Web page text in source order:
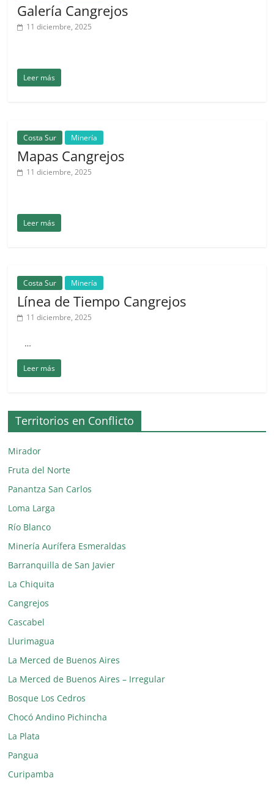
Galería Cangrejos
11 diciembre, 2025
Leer más
Costa Sur Minería
Mapas Cangrejos
11 diciembre, 2025
Leer más
Costa Sur Minería
Línea de Tiempo Cangrejos
11 diciembre, 2025
…
Leer más
Territorios en Conflicto
Mirador
Fruta del Norte
Panantza San Carlos
Loma Larga
Río Blanco
Minería Aurífera Esmeraldas
Barranquilla de San Javier
La Chiquita
Cangrejos
Cascabel
Llurimagua
La Merced de Buenos Aires
La Merced de Buenos Aires – Irregular
Bosque Los Cedros
Chocó Andino Pichincha
La Plata
Pangua
Curipamba